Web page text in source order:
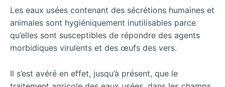
Les eaux usées contenant des sécrétions humaines et
animales sont hygiéniquement inutilisables parce
qu’elles sont susceptibles de répondre des agents
morbidiques virulents et des œufs des vers.
Il s’est avéré en effet, jusqu’à présent, que le